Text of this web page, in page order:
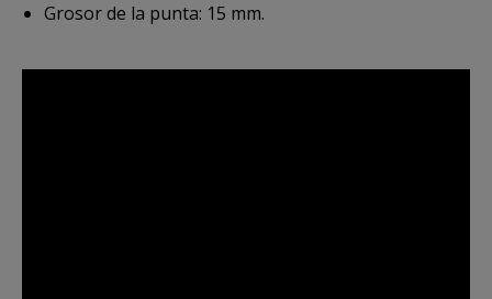
Grosor de la punta: 15 mm.